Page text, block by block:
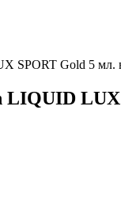
SPORT Gold 5
LIQUID